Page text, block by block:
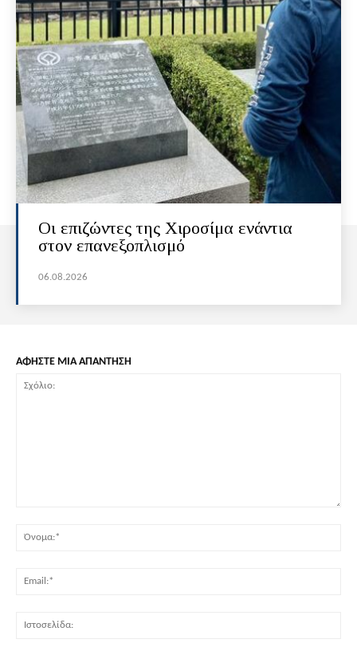
Οι επιζώντες της Χιροσίμα ενάντια
στον επανεξοπλισμό
06.08.2026
ΑΦΗΣΤΕ ΜΙΑ ΑΠΑΝΤΗΣΗ